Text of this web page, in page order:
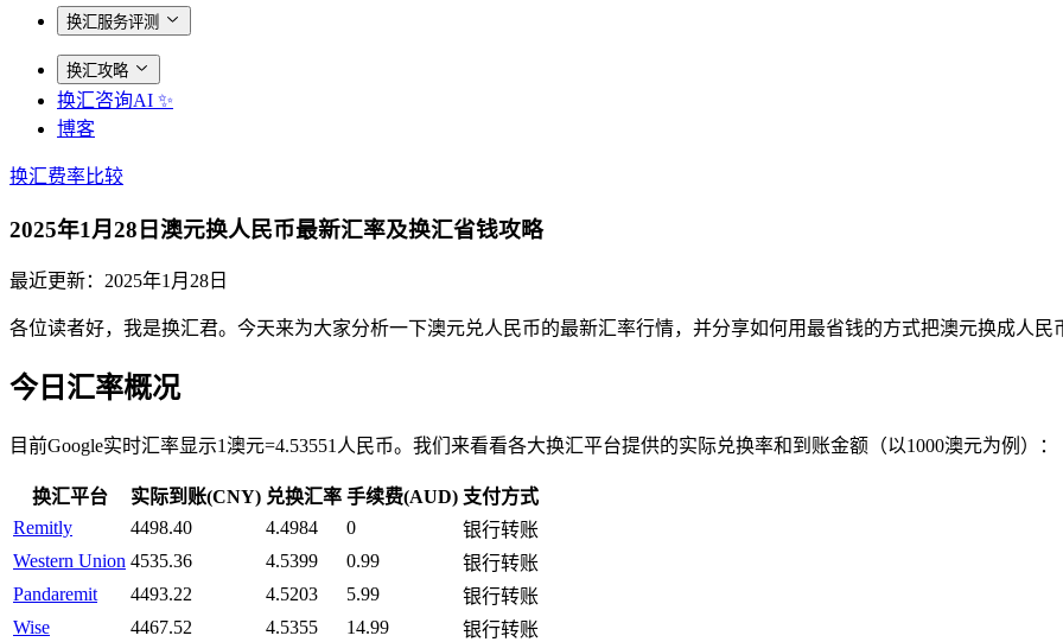
换汇服务评测
换汇攻略
换汇咨询AI ✨
博客
换汇费率比较
2025年1月28日澳元换人民币最新汇率及换汇省钱攻略
最近更新： 2025年1月28日
各位读者好，我是换汇君。今天来为大家分析一下澳元兑人民币的最新汇率行情，并分享如何用最省钱的方式把澳元换成人民
今日汇率概况
目前Google实时汇率显示1澳元=4.53551人民币。我们来看看各大换汇平台提供的实际兑换率和到账金额（以1000澳元为例）：
换汇平台 实际到账(CNY) 兑换汇率 手续费(AUD) 支付方式
Remitly
4498.40 4.4984 0
银行转账
Western Union 4535.36 4.5399 0.99
银行转账
Pandaremit
4493.22 4.5203 5.99
银行转账
Wise
4467.52 4.5355 14.99
银行转账